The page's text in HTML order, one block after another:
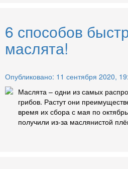
6 способов
маслята!
Опубликовано: 11 сентября 2020,
Маслята – одни из самых
грибов. Растут они
время их сбора с мая по
получили из-за маслянистой